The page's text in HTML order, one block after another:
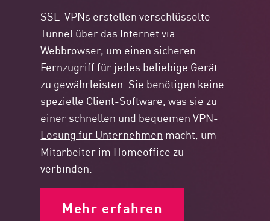
SSL-VPNs erstellen verschlüsselte
Tunnel über das Internet via
Webbrowser, um einen sicheren
Fernzugriff für jedes beliebige Gerät
zu gewährleisten. Sie benötigen keine
spezielle Client-Software, was sie zu
einer schnellen und bequemenVPN-
Lösung für Unternehmen macht, um
Mitarbeiter im Homeoffice zu
verbinden.
Mehr erfahren